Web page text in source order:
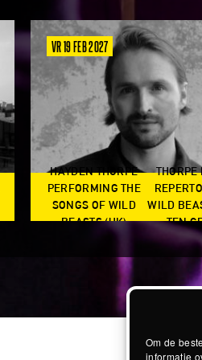
Om de
informatie
VR 19 FEB 2027
HAYDEN THORPE
PERFORMING THE
SONGS OF WILD
BEASTS (UK)
THORPE
WILD
TEN